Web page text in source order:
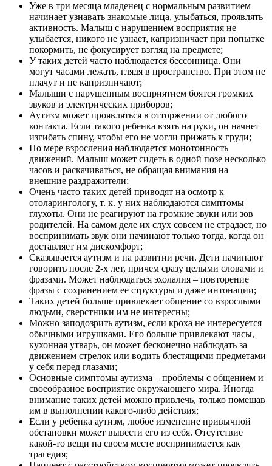
Уже в три месяца младенец с нормальным развитием
начинает узнавать знакомые лица, улыбаться, проявлять
активность. Малыш с нарушением восприятия не
улыбается, никого не узнает, капризничает при попытке
покормить, не фокусирует взгляд на предмете;
У таких детей часто наблюдается бессонница. Они
могут часами лежать, глядя в пространство. При этом не
плачут и не капризничают;
Малыши с нарушенным восприятием боятся громких
звуков и электрических приборов;
Аутизм может проявляться в отторжении от любого
контакта. Если такого ребенка взять на руки, он начнет
изгибать спину, чтобы его не могли прижать к груди;
По мере взросления наблюдается монотонность
движений. Малыш может сидеть в одной позе несколько
часов и раскачиваться, не обращая внимания на
внешние раздражители;
Очень часто таких детей приводят на осмотр к
отоларингологу, т. к. у них наблюдаются симптомы
глухоты. Они не реагируют на громкие звуки или зов
родителей. На самом деле их слух совсем не страдает, но
воспринимать звук они начинают только тогда, когда он
доставляет им дискомфорт;
Сказывается аутизм и на развитии речи. Дети начинают
говорить после 2-х лет, причем сразу целыми словами и
фразами. Может наблюдаться эхолалия – повторение
фразы с сохранением ее структуры и даже интонации;
Таких детей больше привлекает общение со взрослыми
людьми, сверстники им не интересны;
Можно заподозрить аутизм, если кроха не интересуется
обычными игрушками. Его больше привлекают часы,
кухонная утварь, он может бесконечно наблюдать за
движением стрелок или водить блестящими предметами
у себя перед глазами;
Основные симптомы аутизма – проблемы с общением и
своеобразное восприятие окружающего мира. Иногда
внимание таких детей можно привлечь, только помешав
им в выполнении какого-либо действия;
Если у ребенка аутизм, любое изменение привычной
обстановки может вывести его из себя. Отсутствие
какой-то вещи на своем месте воспринимается как
трагедия;